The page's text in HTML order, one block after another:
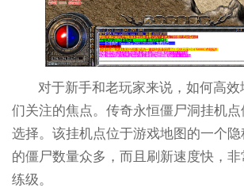
对于新手和老玩家来说，如何高
们关注的焦点。传奇永恒僵尸洞挂机
选择。该挂机点位于游戏地图的一个
的僵尸数量众多，而且刷新速度快，
练级。